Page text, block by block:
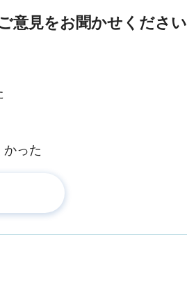
意見をお聞かせください
かった